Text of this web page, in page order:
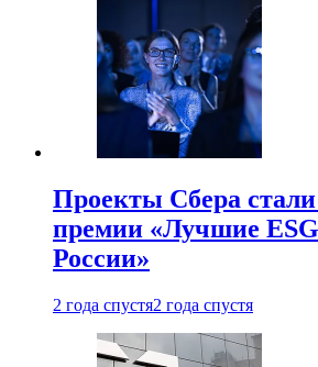
Проекты Сбера
премии «Лучшие
России»
2 года спустя2 года спустя